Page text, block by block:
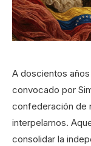
A doscientos
convocado por
confederación de
interpelarnos.
consolidar la